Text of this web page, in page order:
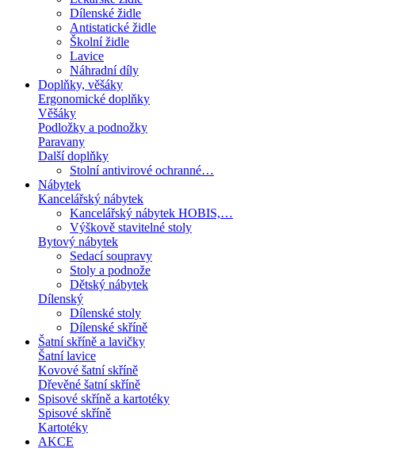
Dílenské židle
Antistatické židle
Školní židle
Lavice
Náhradní díly
Doplňky, věšáky
Ergonomické doplňky
Věšáky
Podložky a podnožky
Paravany
Další doplňky
Stolní antivirové ochranné…
Nábytek
Kancelářský nábytek
Kancelářský nábytek HOBIS,…
Výškově stavitelné stoly
Bytový nábytek
Sedací soupravy
Stoly a podnože
Dětský nábytek
Dílenský
Dílenské stoly
Dílenské skříně
Šatní skříně a lavičky
Šatní lavice
Kovové šatní skříně
Dřevěné šatní skříně
Spisové skříně a kartotéky
Spisové skříně
Kartotéky
AKCE